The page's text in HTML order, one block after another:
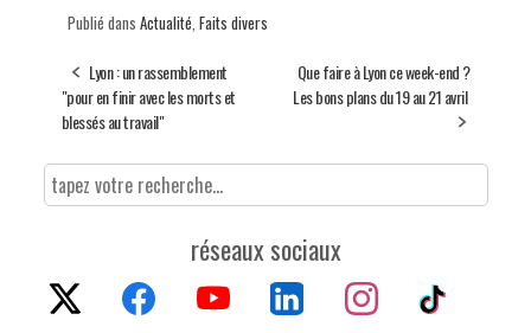
Publié dans Actualité, Faits divers
Lyon : un rassemblement
"pour en finir avec les morts et
blessés au travail"
Que faire à Lyon ce week-end ?
Les bons plans du 19 au 21 avril
réseaux sociaux